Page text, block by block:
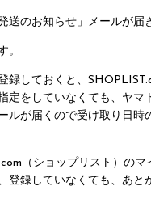
送のお知らせ」メールが届
。
録しておくと、
定をしていなくても、ヤマ
ルが届くので受け取り日時
（ショップリスト）のマ
登録していなくても、あと